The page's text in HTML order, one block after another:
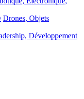
Drones, Objets
Développement